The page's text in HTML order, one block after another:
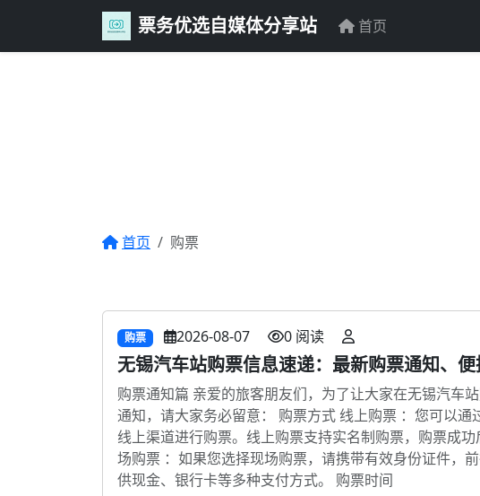
票务优选自媒体分享站 首页
首页 购票
购票 2026-08-07 0 阅读
无锡汽车站购票信息速递：最新购票通知、便
购票通知篇 亲爱的旅客朋友们，为了让大家在无锡汽车
通知，请大家务必留意： 购票方式 线上购票 ：您可以
线上渠道进行购票。线上购票支持实名制购票，购票成
场购票 ：如果您选择现场购票，请携带有效身份证件，
供现金、银行卡等多种支付方式。 购票时间